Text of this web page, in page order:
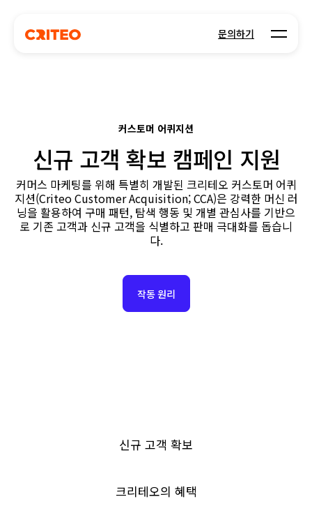
문의하기 Open
커스토머 어퀴지션
신규 고객 확보 캠페인 지원
커머스 마케팅를 위해 특별히 개발된 크리테오 커스토머 어퀴
지션(Criteo Customer Acquisition; CCA)은 강력한 머신 러
닝을 활용하여 구매 패턴, 탐색 행동 및 개별 관심사를 기반으
로 기존 고객과 신규 고객을 식별하고 판매 극대화를 돕습니
다.
작동 원리
신규 고객 확보
크리테오의 혜택